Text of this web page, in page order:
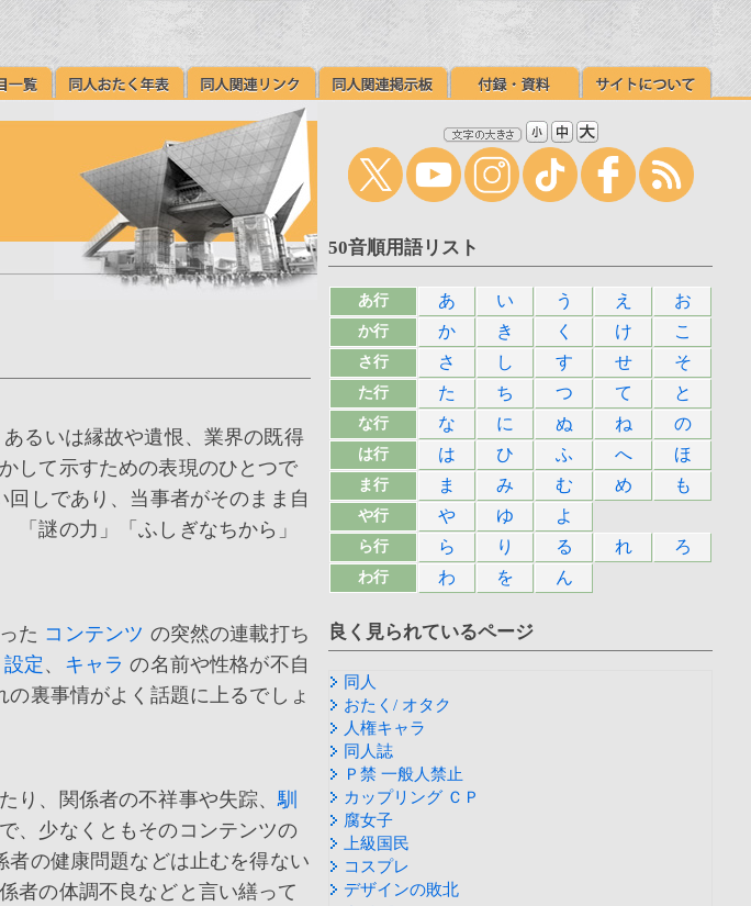
るいは縁故や遺恨、業界の既得
して示すための表現のひとつで
しであり、当事者がそのまま自
謎の力」「ふしぎなちから」
た コンテンツ の突然の連載打ち
設定 、 キャラ の名前や性格が不自
裏事情がよく話題に上るでしょ
り、関係者の不祥事や失踪、馴
、少なくともそのコンテンツの
の健康問題などは止むを得ない
者の体調不良などと言い繕って
50音順用語リスト
あ行 あ い う え お
か行 か き く け こ
さ行 さ し す せ そ
た行 た ち つ て と
な行 な に ぬ ね の
は行 は ひ ふ へ ほ
ま行 ま み む め も
や行 や ゆ よ
ら行 ら り る れ ろ
わ行 わ を ん
良く見られているページ
同人
おたく/ オタク
人権キャラ
同人誌
Ｐ禁 一般人禁止
カップリング ＣＰ
腐女子
上級国民
コスプレ
デザインの敗北